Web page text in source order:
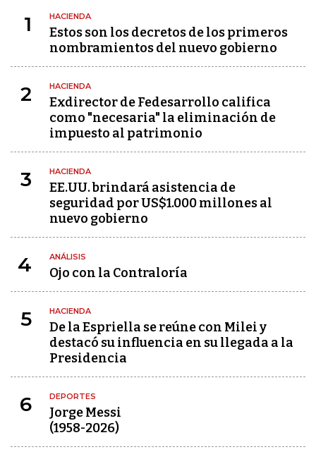
1 HACIENDA
Estos son los decretos de los primeros
nombramientos del nuevo gobierno
2 HACIENDA
Exdirector de Fedesarrollo califica
como "necesaria" la eliminación de
impuesto al patrimonio
3 HACIENDA
EE.UU. brindará asistencia de
seguridad por US$1.000 millones al
nuevo gobierno
4 ANÁLISIS
Ojo con la Contraloría
5 HACIENDA
De la Espriella se reúne con Milei y
destacó su influencia en su llegada a la
Presidencia
6 DEPORTES
Jorge Messi
(1958-2026)